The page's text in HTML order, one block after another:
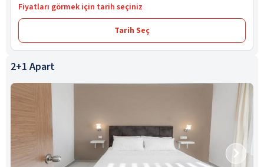
Fiyatları görmek için tarih seçiniz
Tarih Seç
2+1 Apart